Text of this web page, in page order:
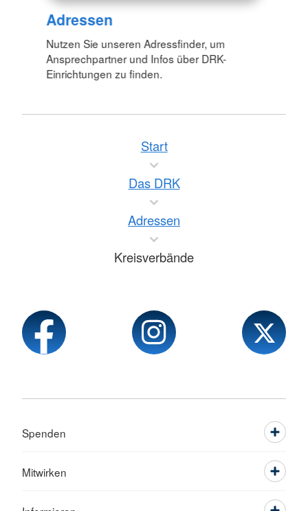
Adressen
Nutzen Sie unseren Adressfinder, um
Ansprechpartner und Infos über DRK-
Einrichtungen zu finden.
Start
Das DRK
Adressen
Kreisverbände
Spenden
Mitwirken